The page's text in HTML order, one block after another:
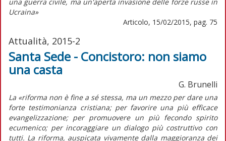
Ucraina»
Articolo, 15/02/2015, pag. 75
Attualità, 2015-2
Santa Sede - Concistoro: non siamo
una casta
G. Brunelli
La «riforma non è fine a sé stessa, ma un mezzo per dare una
forte testimonianza cristiana; per favorire una più efficace
evangelizzazione; per promuovere un più fecondo spirito
ecumenico; per incoraggiare un dialogo più costruttivo con
tutti. La riforma, auspicata vivamente dalla maggioranza dei